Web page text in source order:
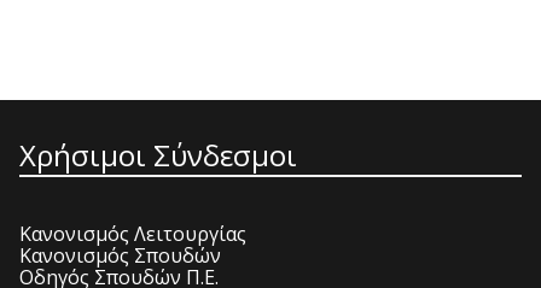
Χρήσιμοι Σύνδεσμοι
Κανονισμός Λειτουργίας
Κανονισμός Σπουδών
Οδηγός Σπουδών Π.Ε.